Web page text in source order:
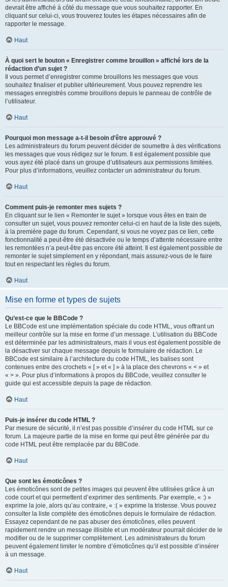
devrait être affiché à côté du message que vous souhaitez rapporter. En
cliquant sur celui-ci, vous trouverez toutes les étapes nécessaires afin de
rapporter le message.
Haut
À quoi sert le bouton « Enregistrer comme brouillon » affiché lors de la
rédaction d’un sujet ?
Il vous permet d’enregistrer comme brouillons les messages que vous
souhaitez finaliser et publier ultérieurement. Vous pouvez reprendre les
messages enregistrés comme brouillons depuis le panneau de contrôle de
l’utilisateur.
Haut
Pourquoi mon message a-t-il besoin d’être approuvé ?
Les administrateurs du forum peuvent décider de soumettre à des vérifications
les messages que vous rédigez sur le forum. Il est également possible que
vous ayez été placé dans un groupe d’utilisateurs aux permissions limitées.
Pour plus d’informations, veuillez contacter un administrateur du forum.
Haut
Comment puis-je remonter mes sujets ?
En cliquant sur le lien « Remonter le sujet » lorsque vous êtes en train de
consulter un sujet, vous pouvez remonter celui-ci en haut de la liste des sujets,
à la première page du forum. Cependant, si vous ne voyez pas ce lien, cette
fonctionnalité a peut-être été désactivée ou le temps d’attente nécessaire entre
les remontées n’a peut-être pas encore été atteint. Il est également possible de
remonter le sujet simplement en y répondant, mais assurez-vous de le faire
tout en respectant les règles du forum.
Haut
Mise en forme et types de sujets
Qu’est-ce que le BBCode ?
Le BBCode est une implémentation spéciale du code HTML, vous offrant un
meilleur contrôle sur la mise en forme d’un message. L’utilisation du BBCode
est déterminée par les administrateurs, mais il vous est également possible de
la désactiver sur chaque message depuis le formulaire de rédaction. Le
BBCode est similaire à l’architecture du code HTML, les balises sont
contenues entre des crochets « [ » et « ] » à la place des chevrons « < » et
« > ». Pour plus d’informations à propos du BBCode, veuillez consulter le
guide qui est accessible depuis la page de rédaction.
Haut
Puis-je insérer du code HTML ?
Par mesure de sécurité, il n’est pas possible d’insérer du code HTML sur ce
forum. La majeure partie de la mise en forme qui peut être générée par du
code HTML peut être remplacée par du BBCode.
Haut
Que sont les émoticônes ?
Les émoticônes sont de petites images qui peuvent être utilisées grâce à un
code court et qui permettent d’exprimer des sentiments. Par exemple, « :) »
exprime la joie, alors qu’au contraire, « :( » exprime la tristesse. Vous pouvez
consulter la liste complète des émoticônes depuis le formulaire de rédaction.
Essayez cependant de ne pas abuser des émoticônes, elles peuvent
rapidement rendre un message illisible et un modérateur pourrait décider de le
modifier ou de le supprimer complètement. Les administrateurs du forum
peuvent également limiter le nombre d’émoticônes qu’il est possible d’insérer
à un message.
Haut